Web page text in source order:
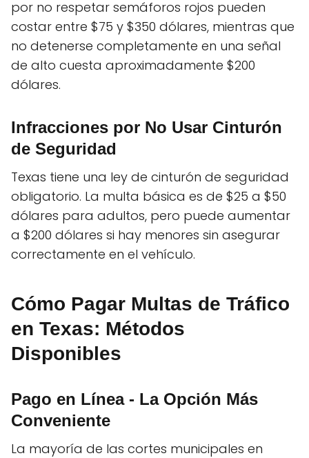
por no respetar semáforos rojos pueden
costar entre $75 y $350 dólares, mientras que
no detenerse completamente en una señal
de alto cuesta aproximadamente $200
dólares.
Infracciones por No Usar Cinturón
de Seguridad
Texas tiene una ley de cinturón de seguridad
obligatorio. La multa básica es de $25 a $50
dólares para adultos, pero puede aumentar
a $200 dólares si hay menores sin asegurar
correctamente en el vehículo.
Cómo Pagar Multas de Tráfico
en Texas: Métodos
Disponibles
Pago en Línea - La Opción Más
Conveniente
La mayoría de las cortes municipales en